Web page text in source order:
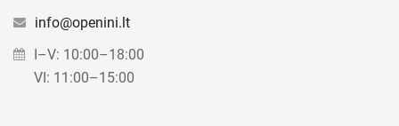
info@openini.lt
I–V: 10:00–18:00
VI: 11:00–15:00